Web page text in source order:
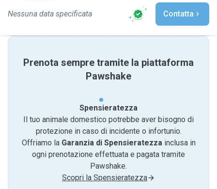
Nessuna data specificata Contatta
Prenota sempre tramite la piattaforma
Pawshake
Spensieratezza
Il tuo animale domestico potrebbe aver bisogno di
protezione in caso di incidente o infortunio.
Offriamo la Garanzia di Spensieratezzainclusa in
ogni prenotazione effettuata e pagata tramite
Pawshake.
Scopri la Spensieratezza